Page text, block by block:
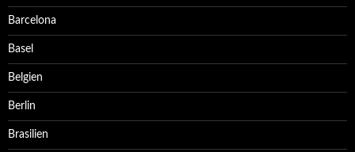
Barcelona
Basel
Belgien
Berlin
Brasilien